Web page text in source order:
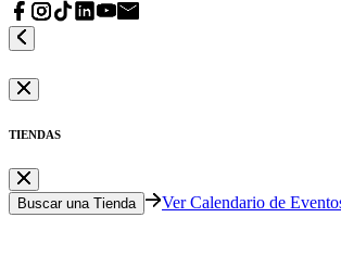
TIENDAS
Buscar una Tienda Ver Calendario de